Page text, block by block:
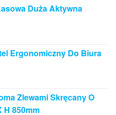
Duża Aktywna
Ergonomiczny Do Biura
Zlewami Skręcany O
H 850mm